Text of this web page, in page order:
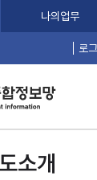
나의업무
로
소개